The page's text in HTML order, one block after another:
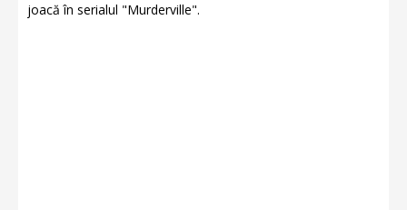
joacă în serialul "Murderville".